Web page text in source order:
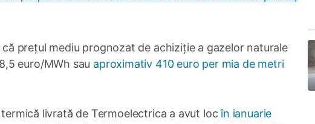
prețul mediu prognozat de achiziție a gazelor naturale
euro/MWh sau aproximativ 410 euro per mia de metri
livrată de Termoelectrica a avut locîn ianuarie